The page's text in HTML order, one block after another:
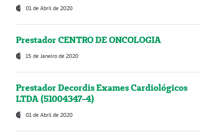
01 de Abril de 2020
Prestador CENTRO DE ONCOLOGIA
15 de Janeiro de 2020
Prestador Decordis Exames Cardiológicos
LTDA (51004347-4)
01 de Abril de 2020